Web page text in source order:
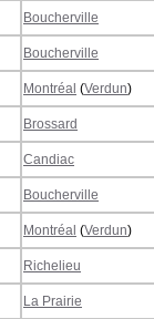
Boucherville
Boucherville
Montréal (Verdun)
Brossard
Candiac
Boucherville
Montréal (Verdun)
Richelieu
La Prairie